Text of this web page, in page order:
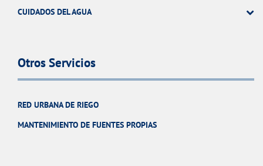
CUIDADOS DEL AGUA
Otros Servicios
RED URBANA DE RIEGO
MANTENIMIENTO DE FUENTES PROPIAS